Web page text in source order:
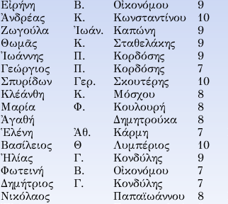
Εἰρήνη Β. Οἰκονόμου 9
Ἀνδρέας Κ. Κωνσταντίνου 10
Ζωγούλα Ἰωάν. Καπώνη 9
Θωμᾶς Κ. Σταθελάκης 9
Ἰωάννης Π. Κορδόσης 9
Γεώργιος Π. Κορδόσης 7
Σπυρίδων Γερ. Σκουτέρης 10
Κλέάνθη Κ. Μόσχου 8
Μαρία Φ. Κουλουρή 8
Ἀγαθή Δημητρούκα 8
Ἑλένη Ἀθ. Κάρμη 7
Βασίλειος Θ Λυμπέριος 10
Ἠλίας Γ. Κονδύλης 9
Φωτεινή Β. Οἰκονόμου 7
Δημήτριος Γ. Κονδύλης 7
Νικόλαος Παπαϊωάννου 8